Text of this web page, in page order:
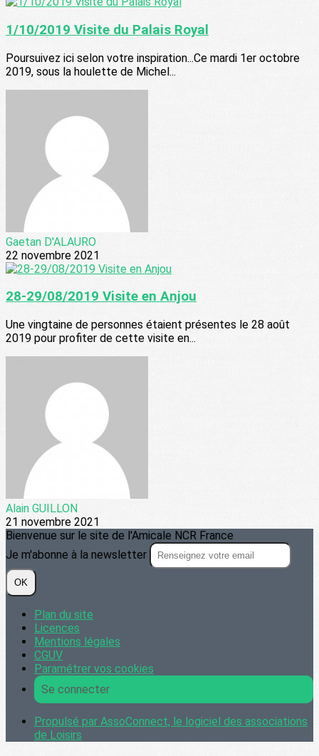
1/10/2019 Visite du Palais Royal
Poursuivez ici selon votre inspiration...Ce mardi 1er octobre
2019, sous la houlette de Michel...
Gaetan D'ALAURO
22 novembre 2021
28-29/08/2019 Visite en Anjou
Une vingtaine de personnes étaient présentes le 28 août
2019 pour profiter de cette visite en...
Alain GUILLON
21 novembre 2021
Bienvenue sur le site de l'Amicale NCR France
Je m'abonne à la newsletter
OK
Plan du site
Licences
Mentions légales
CGUV
Paramétrer vos cookies
Se connecter
Propulsé par AssoConnect, le logiciel des associations
de Loisirs